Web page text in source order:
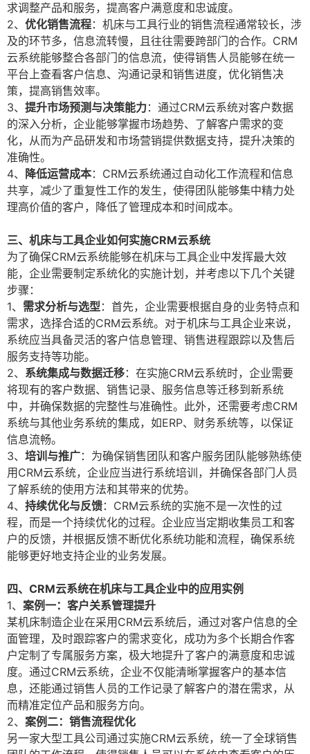
求调整产品和服务，提高客户满意度和忠诚度。
2、 优化销售流程：机床与工具行业的销售流程通常较长，涉
及的环节多，信息流转慢，且往往需要跨部门的合作。CRM
云系统能够整合各部门的信息流，使得销售人员能够在统一
平台上查看客户信息、沟通记录和销售进度，优化销售决
策，提高销售效率。
3、 提升市场预测与决策能力：通过CRM云系统对客户数据
的深入分析，企业能够掌握市场趋势、了解客户需求的变
化，从而为产品研发和市场营销提供数据支持，提升决策的
准确性。
4、
降低运营成本：CRM云系统通过自动化工作流程和信息
共享，减少了重复性工作的发生，使得团队能够集中精力处
理高价值的客户，降低了管理成本和时间成本。
三、机床与工具企业如何实施CRM云系统
为了确保CRM云系统能够在机床与工具企业中发挥最大效
能，企业需要制定系统化的实施计划，并考虑以下几个关键
步骤：
1、 需求分析与选型：首先，企业需要根据自身的业务特点和
需求，选择合适的CRM云系统。对于机床与工具企业来说，
系统应当具备灵活的客户信息管理、销售进程跟踪以及售后
服务支持等功能。
2、 系统集成与数据迁移：在实施CRM云系统时，企业需要
将现有的客户数据、销售记录、服务信息等迁移到新系统
中，并确保数据的完整性与准确性。此外，还需要考虑CRM
系统与其他业务系统的集成，如ERP、财务系统等，以保证
信息流畅。
3、 培训与推广：为确保销售团队和客户服务团队能够熟练使
用CRM云系统，企业应当进行系统培训，并确保各部门人员
了解系统的使用方法和其带来的优势。
4、 持续优化与反馈：CRM云系统的实施不是一次性的过
程，而是一个持续优化的过程。企业应当定期收集员工和客
户的反馈，并根据反馈不断优化系统功能和流程，确保系统
能够更好地支持企业的业务发展。
四、CRM云系统在机床与工具企业中的应用实例
1、 案例一：客户关系管理提升
某机床制造企业在采用CRM云系统后，通过对客户信息的全
面管理，及时跟踪客户的需求变化，成功为多个长期合作客
户定制了专属服务方案，极大地提升了客户的满意度和忠诚
度。通过CRM云系统，企业不仅能清晰掌握客户的基本信
息，还能通过销售人员的工作记录了解客户的潜在需求，从
而精准定位产品和服务方向。
2、 案例二：销售流程优化
另一家大型工具公司通过实施CRM云系统，统一了全球销售